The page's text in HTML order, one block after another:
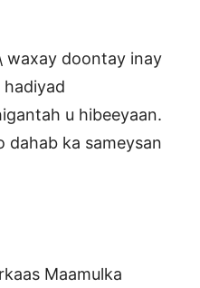
waxay doontay inay
hadiyad
u hibeeyaan.
dahab ka sameysan
Maamulka